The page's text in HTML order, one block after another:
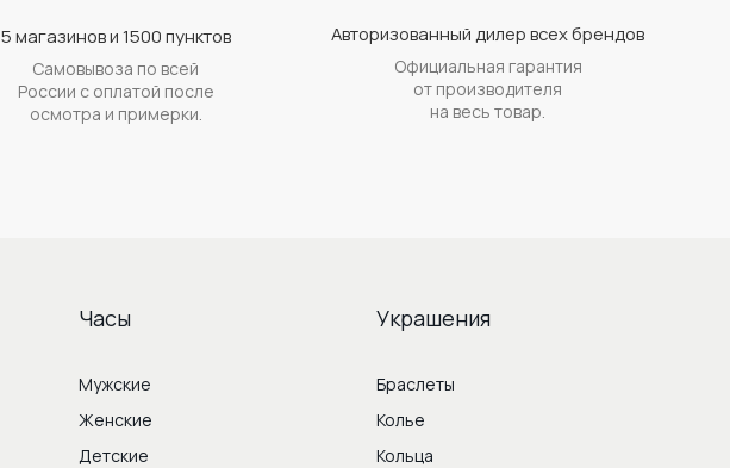
5 магазинов и 1500 пунктов
Самовывоза по всей
России с оплатой после
осмотра и примерки.
Авторизованный дилер всех брендов
Официальная гарантия
от производителя
на весь товар.
Часы
Мужские
Женские
Детские
Украшения
Браслеты
Колье
Кольца